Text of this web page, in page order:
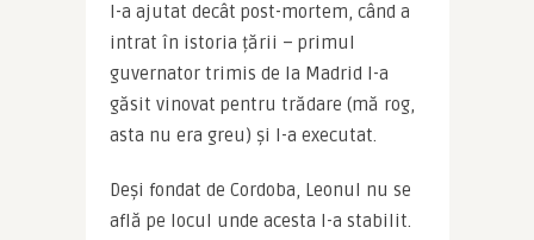
l-a ajutat decât post-mortem, când a
intrat în istoria țării – primul
guvernator trimis de la Madrid l-a
găsit vinovat pentru trădare (mă rog,
asta nu era greu) și l-a executat.
Deși fondat de Cordoba, Leonul nu se
află pe locul unde acesta l-a stabilit.